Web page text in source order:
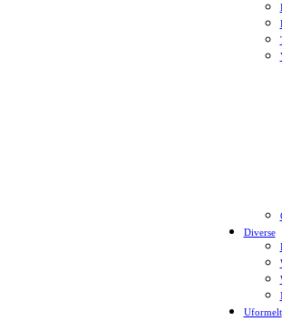
Diverse
Uformelt